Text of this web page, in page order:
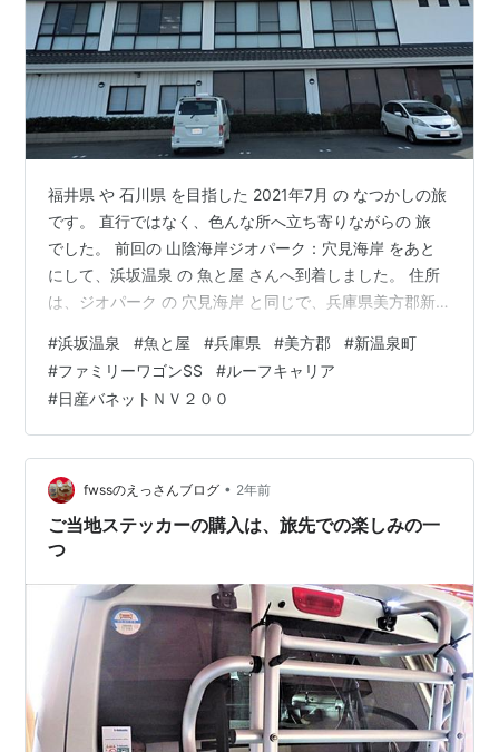
福井県 や 石川県 を目指した 2021年7月 の なつかしの旅
です。 直行ではなく、色んな所へ立ち寄りながらの 旅
でした。 前回の 山陰海岸ジオパーク：穴見海岸 をあと
にして、浜坂温泉 の 魚と屋 さんへ到着しました。 住所
は、ジオパーク の 穴見海岸 と同じで、兵庫県美方郡新
た。愛車のファミリーワゴンSS も、上から見ることがあ
まりないのでパチリ‥。 ファミリーワゴンSS とは、日産
バネットNV200 をベース車にした バンコン車 です。ル
ーフキャリア は、現在と変わっています。 浜坂温泉：魚
と屋（兵庫県美方郡新温泉町） 2021年…
#浜坂温泉 #魚と屋 #兵庫県 #美方郡 #新温泉町
#ファミリーワゴンSS #ルーフキャリア
#日産バネットＮＶ２００
fwssのえっさんブログ • 2年前
ご当地ステッカーの購入は、旅先での楽しみの一
つ